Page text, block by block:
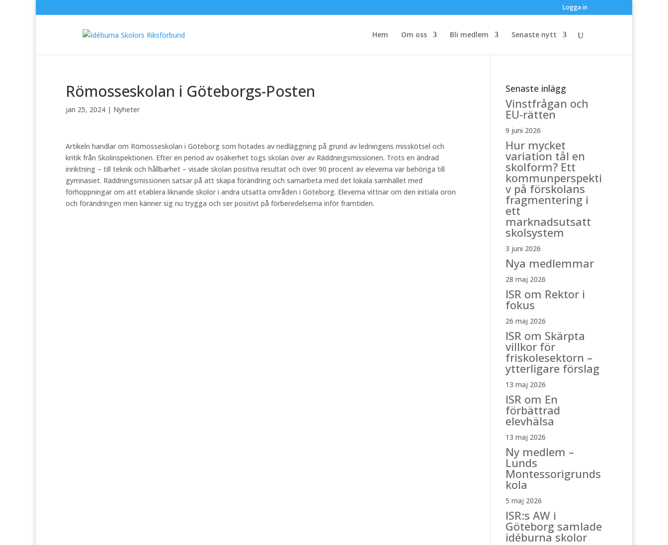
Logga in
Hem Om oss Bli medlem Senaste nytt
Römosseskolan i Göteborgs-Posten
jan 25, 2024 | Nyheter
Artikeln handlar om Römosseskolan i Göteborg som hotades av nedläggning på grund av ledningens misskötsel och
kritik från Skolinspektionen. Efter en period av osäkerhet togs skolan över av Räddningsmissionen. Trots en ändrad
inriktning – till teknik och hållbarhet – visade skolan positiva resultat och över 90 procent av eleverna var behöriga till
gymnasiet. Räddningsmissionen satsar på att skapa förändring och samarbeta med det lokala samhället med
förhoppningar om att etablera liknande skolor i andra utsatta områden i Göteborg. Eleverna vittnar om den initiala oron
och förändringen men känner sig nu trygga och ser positivt på förberedelserna inför framtiden.
Senaste inlägg
Vinstfrågan och
EU-rätten
9 juni 2026
Hur mycket
variation tål en
skolform? Ett
kommunperspekti
v på förskolans
fragmentering i
ett
marknadsutsatt
skolsystem
3 juni 2026
Nya medlemmar
28 maj 2026
ISR om Rektor i
fokus
26 maj 2026
ISR om Skärpta
villkor för
friskolesektorn –
ytterligare förslag
13 maj 2026
ISR om En
förbättrad
elevhälsa
13 maj 2026
Ny medlem –
Lunds
Montessorigrunds
kola
5 maj 2026
ISR:s AW i
Göteborg samlade
idéburna skolor